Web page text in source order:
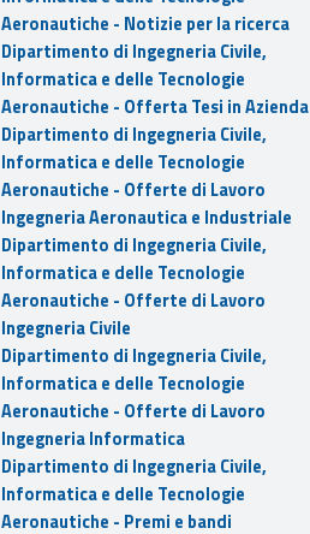
Aeronautiche - Notizie per la ricerca
Dipartimento di Ingegneria Civile,
Informatica e delle Tecnologie
Aeronautiche - Offerta Tesi in Azienda
Dipartimento di Ingegneria Civile,
Informatica e delle Tecnologie
Aeronautiche - Offerte di Lavoro
Ingegneria Aeronautica e Industriale
Dipartimento di Ingegneria Civile,
Informatica e delle Tecnologie
Aeronautiche - Offerte di Lavoro
Ingegneria Civile
Dipartimento di Ingegneria Civile,
Informatica e delle Tecnologie
Aeronautiche - Offerte di Lavoro
Ingegneria Informatica
Dipartimento di Ingegneria Civile,
Informatica e delle Tecnologie
Aeronautiche - Premi e bandi